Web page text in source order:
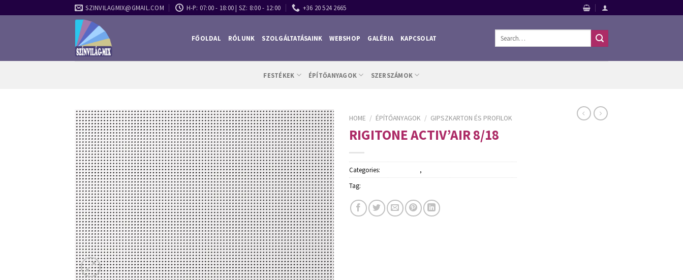
to
SZINVILAGMIX@GMAIL.COM H-P: 07:00 - 18:00 | SZ: 8:00 - 12:00 +36 20 524 2665
FŐOLDAL RÓLUNK SZOLGÁLTATÁSAINK WEBSHOP GALÉRIA KAPCSOLAT
FESTÉKEK ÉPÍTŐANYAGOK SZERSZÁMOK
HOME / ÉPÍTŐANYAGOK / GIPSZKARTON ÉS PROFILOK
RIGITONE ACTIV’AIR 8/18
Categories: ,
Tag: